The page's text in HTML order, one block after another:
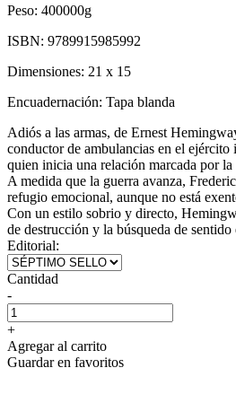
Peso: 400000g
ISBN: 9789915985992
Dimensiones: 21 x 15
Encuadernación: Tapa blanda
Adiós a las armas, de Ernest
conductor de ambulancias en el
quien inicia una relación marcada por
A medida que la guerra avanza,
refugio emocional, aunque no está
Con un estilo sobrio y directo,
de destrucción y la búsqueda de
Editorial:
Cantidad
-
+
Agregar al carrito
Guardar en favoritos